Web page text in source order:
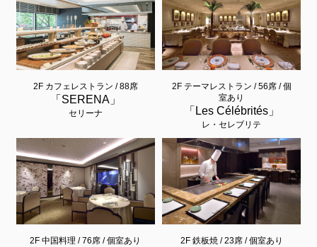
2F カフェレストラン / 88席
「SERENA」
セリーナ
2F テーマレストラン / 56席 / 個
室あり
「Les Célébrités」
レ・セレブリテ
2F 中国料理 / 76席 / 個室あり 2F 鉄板焼 / 23席 / 個室あり